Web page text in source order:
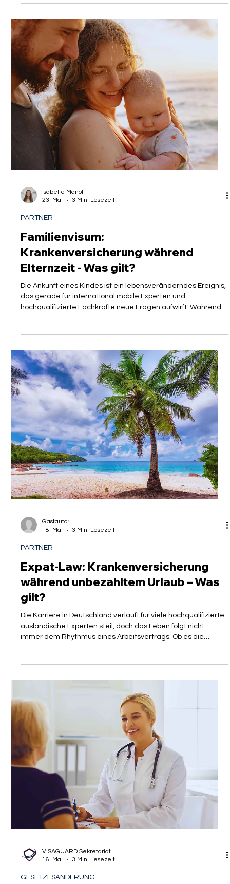
Gastautor
28. Mai
3 Min. Lesezeit
PARTNER
Rechtsanwalt erklärt:
Krankenversicherung mit Minijob -
Was gilt?
Der deutsche Arbeitsmarkt ist für hochqualifizierte
Akademiker, ambitionierte Young Professionals und
internationale Diplomaten gleichermaßen attraktiv wie
komplex. Besonders wenn es um die soziale Absicherung
engmaschiges bürokratisches Netz. Wer in Deutschland Fuß
fassen möchte, sei es nach dem Studium oder im Rahmen
Midijob. Doch während der klassische Min
Isabelle Manoli
3 Min. Lesezeit
PARTNER
Familienvisum:
Krankenversicherung während
Elternzeit - Was gilt?
Die Ankunft eines Kindes ist ein lebensveränderndes Ereignis,
das gerade für international mobile Experten und
hochqualifizierte Fachkräfte neue Fragen aufwirft. Während
Themen wie die soziale Absicherung in den Fokus.
Deutschland bietet mit dem System der Elternzeit und dem
Elterngeld zwar eine weltweit führende Unterstützung, doch
Versicherungsrechts sind insbesondere für Ex
Gastautor
18. Mai
3 Min. Lesezeit
PARTNER
Expat-Law: Krankenversicherung
während unbezahltem Urlaub – Was
gilt?
Die Karriere in Deutschland verläuft für viele hochqualifizierte
Sehnsucht nach einer längeren Reise in die Heimat ist, die
eines lang ersehnten Sabbaticals – der Wunsch nach einer